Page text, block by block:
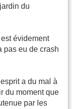
du
évidement
pas eu de crash
a du mal à
du moment que
par les